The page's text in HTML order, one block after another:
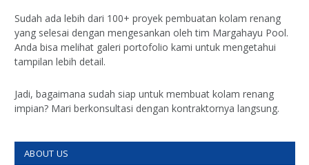
Sudah ada lebih dari 100+ proyek pembuatan kolam renang
yang selesai dengan mengesankan oleh tim Margahayu Pool.
Anda bisa melihat galeri portofolio kami untuk mengetahui
tampilan lebih detail.
Jadi, bagaimana sudah siap untuk membuat kolam renang
impian? Mari berkonsultasi dengan kontraktornya langsung.
ABOUT US